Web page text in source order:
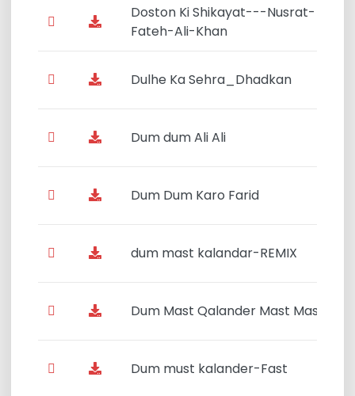
Doston Ki Shikayat---Nusrat-
Fateh-Ali-Khan
Dulhe Ka Sehra_Dhadkan
Dum dum Ali Ali
Dum Dum Karo Farid
dum mast kalandar-REMIX
Dum Mast Qalander Mast Mast
Dum must kalander-Fast